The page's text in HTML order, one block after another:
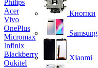
Philips
Acer
Vivo
OnePlus
Micromax
Infinix
Blackberry
Oukitel
Кнопки
Samsung
Xiaomi